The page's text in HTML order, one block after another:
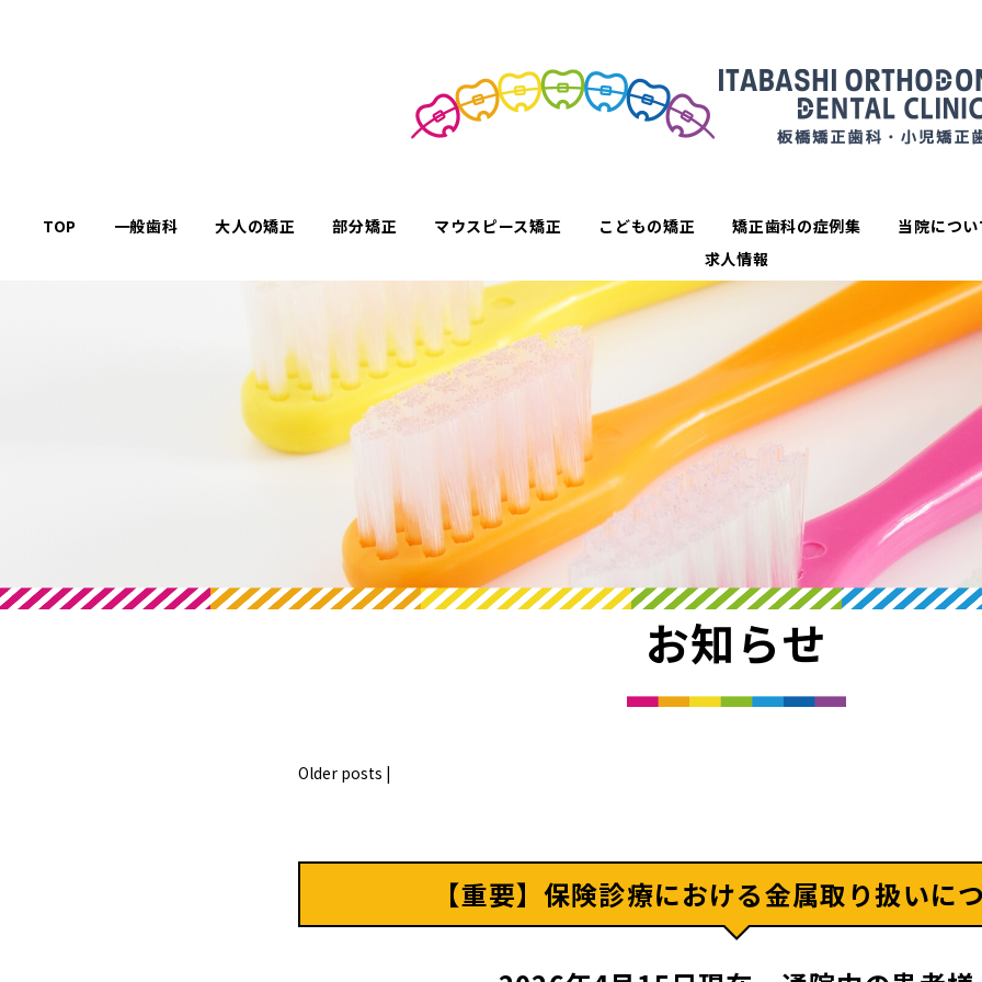
TOP 一般歯科 大人の矯正 部分矯正 マウスピース矯正 こどもの矯正 矯正歯科の症例集
当院につ
求人情報
お知らせ
Older posts |
【重要】保険診療における金属取り扱いに